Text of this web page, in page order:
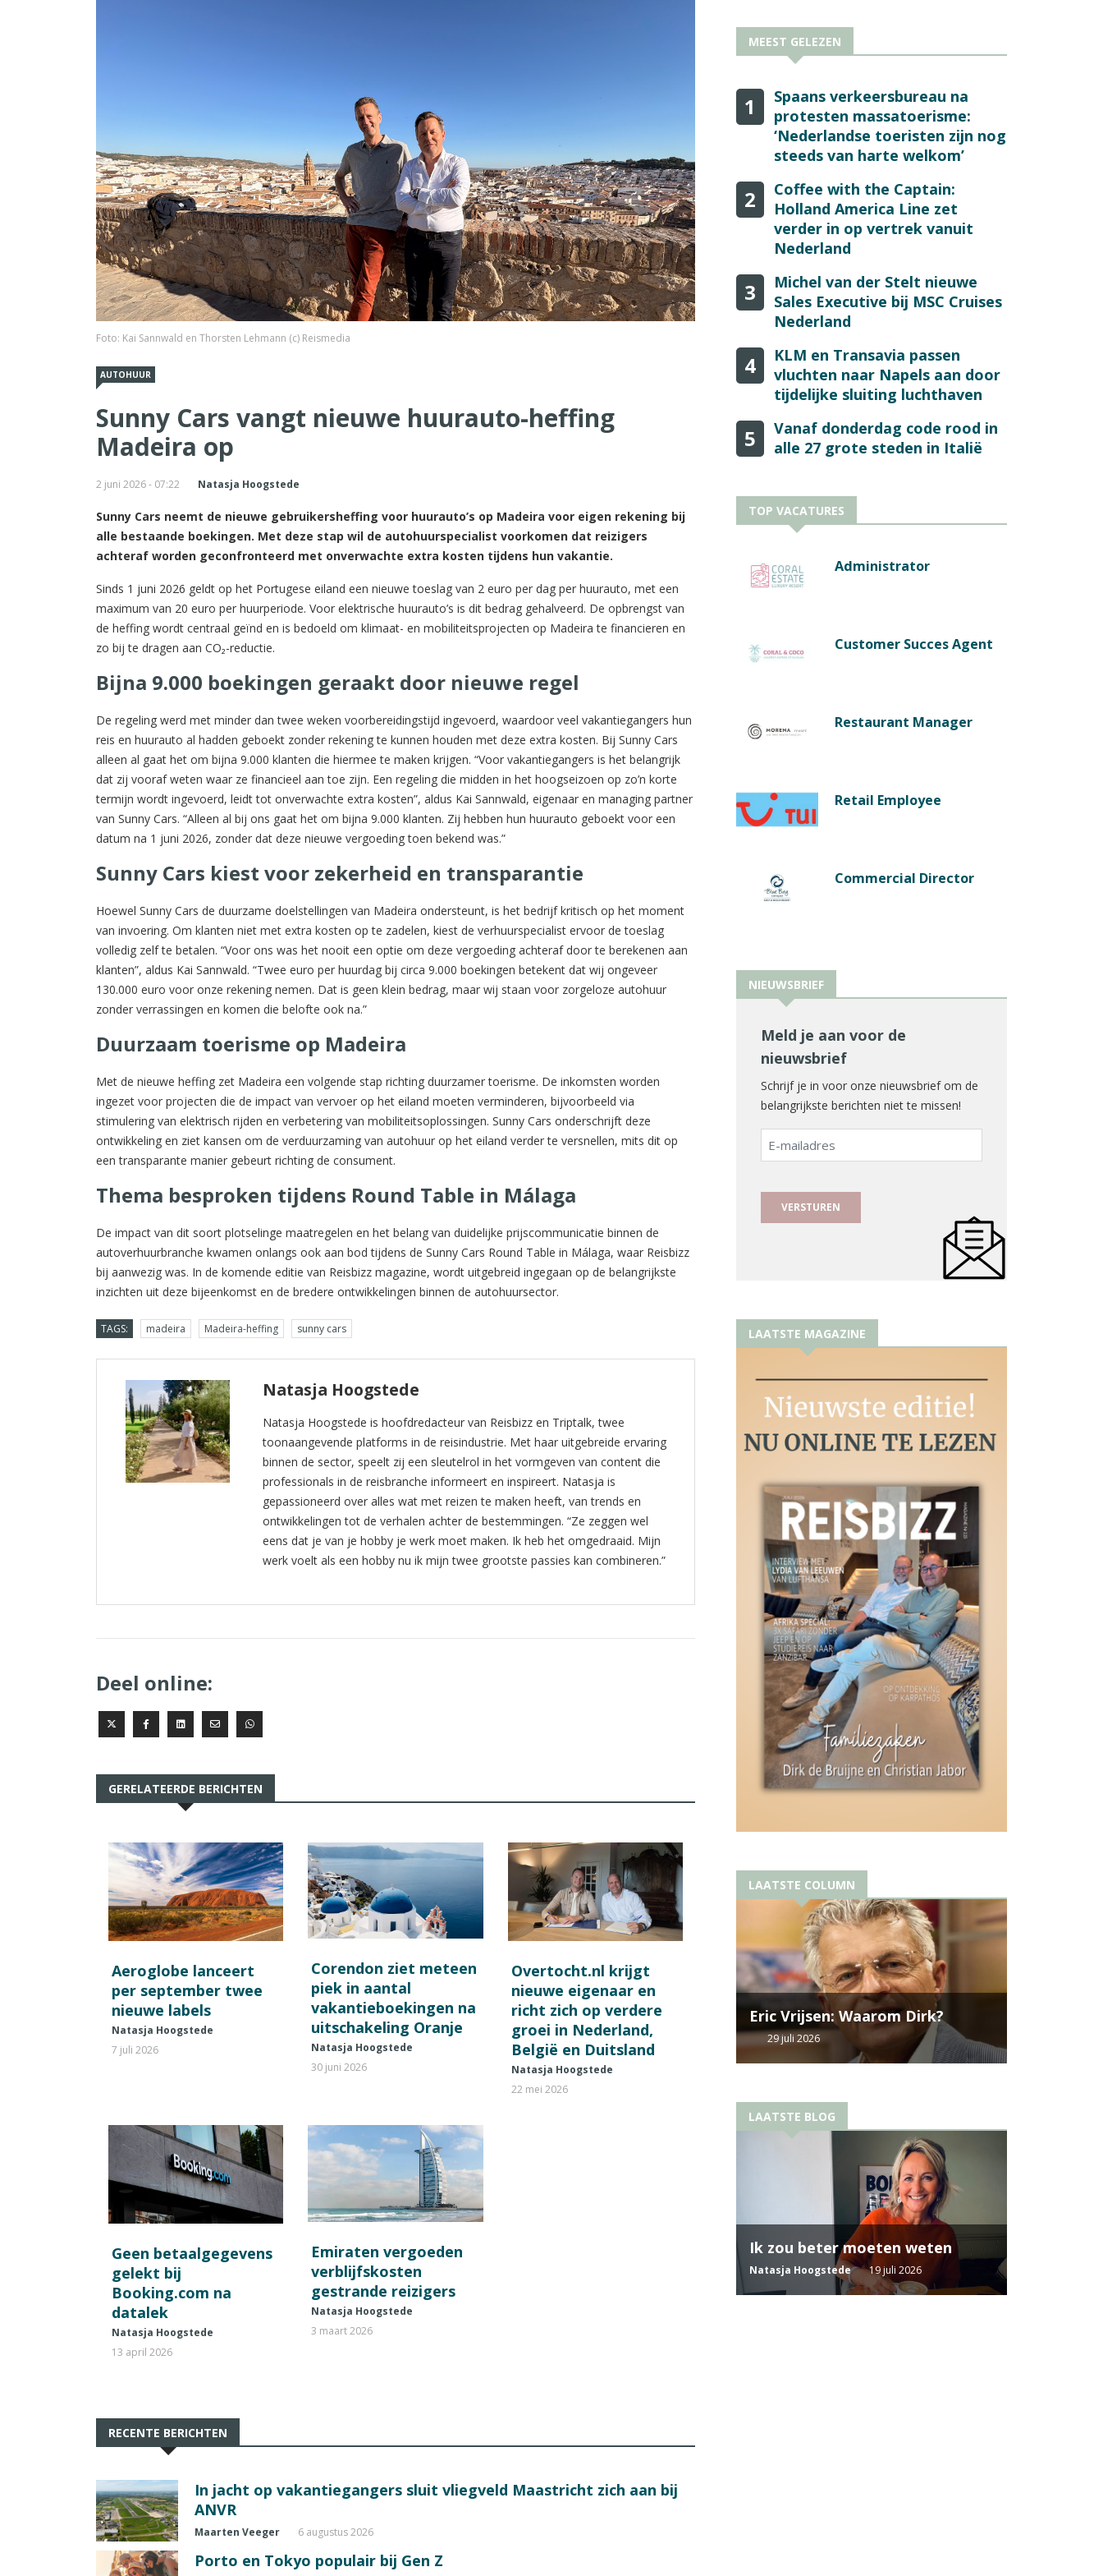
Foto: Kai Sannwald en Thorsten Lehmann (c) Reismedia
AUTOHUUR
Sunny Cars vangt nieuwe huurauto-heffing
Madeira op
2 juni 2026 - 07:22 Natasja Hoogstede
Sunny Cars neemt de nieuwe gebruikersheffing voor huurauto’s op Madeira voor eigen rekening bij
alle bestaande boekingen. Met deze stap wil de autohuurspecialist voorkomen dat reizigers
achteraf worden geconfronteerd met onverwachte extra kosten tijdens hun vakantie.
Sinds 1 juni 2026 geldt op het Portugese eiland een nieuwe toeslag van 2 euro per dag per huurauto, met een
maximum van 20 euro per huurperiode. Voor elektrische huurauto’s is dit bedrag gehalveerd. De opbrengst van
de heffing wordt centraal geïnd en is bedoeld om klimaat- en mobiliteitsprojecten op Madeira te financieren en
zo bij te dragen aan CO₂-reductie.
Bijna 9.000 boekingen geraakt door nieuwe regel
De regeling werd met minder dan twee weken voorbereidingstijd ingevoerd, waardoor veel vakantiegangers hun
reis en huurauto al hadden geboekt zonder rekening te kunnen houden met deze extra kosten. Bij Sunny Cars
alleen al gaat het om bijna 9.000 klanten die hiermee te maken krijgen. “Voor vakantiegangers is het belangrijk
dat zij vooraf weten waar ze financieel aan toe zijn. Een regeling die midden in het hoogseizoen op zo’n korte
termijn wordt ingevoerd, leidt tot onverwachte extra kosten”, aldus Kai Sannwald, eigenaar en managing partner
van Sunny Cars. “Alleen al bij ons gaat het om bijna 9.000 klanten. Zij hebben hun huurauto geboekt voor een
datum na 1 juni 2026, zonder dat deze nieuwe vergoeding toen bekend was.”
Sunny Cars kiest voor zekerheid en transparantie
Hoewel Sunny Cars de duurzame doelstellingen van Madeira ondersteunt, is het bedrijf kritisch op het moment
van invoering. Om klanten niet met extra kosten op te zadelen, kiest de verhuurspecialist ervoor de toeslag
volledig zelf te betalen. “Voor ons was het nooit een optie om deze vergoeding achteraf door te berekenen aan
klanten”, aldus Kai Sannwald. “Twee euro per huurdag bij circa 9.000 boekingen betekent dat wij ongeveer
130.000 euro voor onze rekening nemen. Dat is geen klein bedrag, maar wij staan voor zorgeloze autohuur
zonder verrassingen en komen die belofte ook na.”
Duurzaam toerisme op Madeira
Met de nieuwe heffing zet Madeira een volgende stap richting duurzamer toerisme. De inkomsten worden
ingezet voor projecten die de impact van vervoer op het eiland moeten verminderen, bijvoorbeeld via
stimulering van elektrisch rijden en verbetering van mobiliteitsoplossingen. Sunny Cars onderschrijft deze
ontwikkeling en ziet kansen om de verduurzaming van autohuur op het eiland verder te versnellen, mits dit op
een transparante manier gebeurt richting de consument.
Thema besproken tijdens Round Table in Málaga
De impact van dit soort plotselinge maatregelen en het belang van duidelijke prijscommunicatie binnen de
autoverhuurbranche kwamen onlangs ook aan bod tijdens de Sunny Cars Round Table in Málaga, waar Reisbizz
bij aanwezig was. In de komende editie van Reisbizz magazine, wordt uitgebreid ingegaan op de belangrijkste
inzichten uit deze bijeenkomst en de bredere ontwikkelingen binnen de autohuursector.
TAGS: madeira Madeira-heffing sunny cars
Natasja Hoogstede
Natasja Hoogstede is hoofdredacteur van Reisbizz en Triptalk, twee
toonaangevende platforms in de reisindustrie. Met haar uitgebreide ervaring
binnen de sector, speelt zij een sleutelrol in het vormgeven van content die
professionals in de reisbranche informeert en inspireert. Natasja is
gepassioneerd over alles wat met reizen te maken heeft, van trends en
ontwikkelingen tot de verhalen achter de bestemmingen. “Ze zeggen wel
eens dat je van je hobby je werk moet maken. Ik heb het omgedraaid. Mijn
werk voelt als een hobby nu ik mijn twee grootste passies kan combineren.”
Deel online:
GERELATEERDE BERICHTEN
Aeroglobe lanceert
per september twee
nieuwe labels
Natasja Hoogstede
7 juli 2026
Corendon ziet meteen
piek in aantal
vakantieboekingen na
uitschakeling Oranje
Natasja Hoogstede
30 juni 2026
Overtocht.nl krijgt
nieuwe eigenaar en
richt zich op verdere
groei in Nederland,
België en Duitsland
Natasja Hoogstede
22 mei 2026
Geen betaalgegevens
gelekt bij
Booking.com na
datalek
Natasja Hoogstede
13 april 2026
Emiraten vergoeden
verblijfskosten
gestrande reizigers
Natasja Hoogstede
3 maart 2026
RECENTE BERICHTEN
In jacht op vakantiegangers sluit vliegveld Maastricht zich aan bij
ANVR
Maarten Veeger 6 augustus 2026
Porto en Tokyo populair bij Gen Z
MEEST GELEZEN
1
Spaans verkeersbureau na
protesten massatoerisme:
‘Nederlandse toeristen zijn nog
steeds van harte welkom’
2
Coffee with the Captain:
Holland America Line zet
verder in op vertrek vanuit
Nederland
3
Michel van der Stelt nieuwe
Sales Executive bij MSC Cruises
Nederland
4
KLM en Transavia passen
vluchten naar Napels aan door
tijdelijke sluiting luchthaven
5
Vanaf donderdag code rood in
alle 27 grote steden in Italië
TOP VACATURES
Administrator
Customer Succes Agent
Restaurant Manager
Retail Employee
Commercial Director
NIEUWSBRIEF
Meld je aan voor de
nieuwsbrief
Schrijf je in voor onze nieuwsbrief om de
belangrijkste berichten niet te missen!
E-
mailadres
LAATSTE MAGAZINE
LAATSTE COLUMN
Eric Vrijsen: Waarom Dirk?
29 juli 2026
LAATSTE BLOG
Ik zou beter moeten weten
Natasja Hoogstede 19 juli 2026